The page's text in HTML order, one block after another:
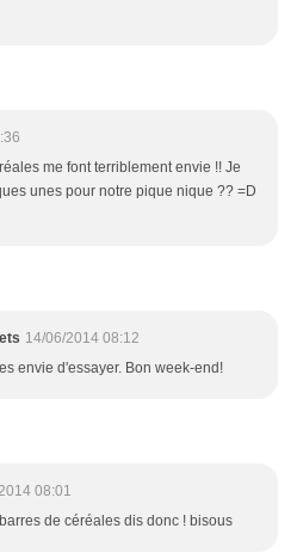
me font terriblement envie !! Je
unes pour notre pique nique ?? =D
14/06/2014 08:12
envie d'essayer. Bon week-end!
08:01
de céréales dis donc ! bisous